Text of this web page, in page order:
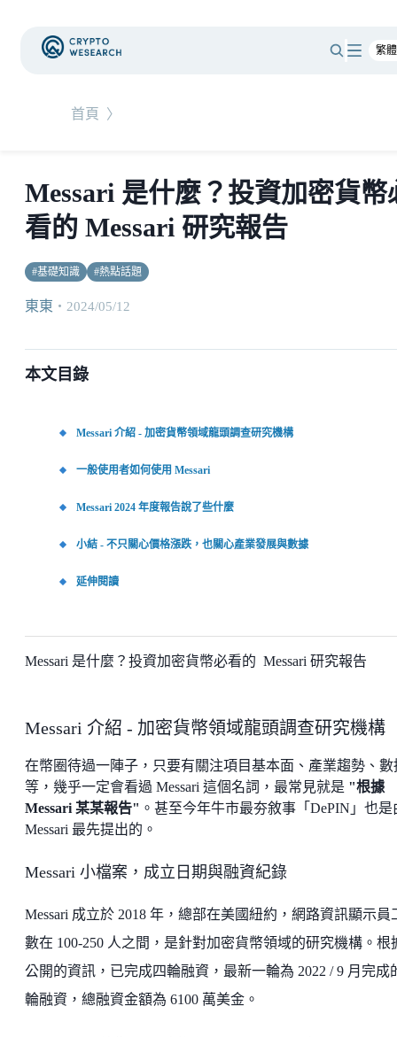
首頁 〉
Messari 是什麼？投資加密貨幣
看的 Messari 研究報告
#基礎知識 #熱點話題
東東 ・ 2024/05/12
本文目錄
Messari 介紹 - 加密貨幣領域龍頭調查研究機構
一般使用者如何使用 Messari
Messari 2024 年度報告說了些什麼
小結 - 不只關心價格漲跌，也關心產業發展與數據
延伸閱讀
Messari 是什麼？投資加密貨幣必看的 Messari 研究報告
Messari 介紹 - 加密貨幣領域龍頭調查研究機構
在幣圈待過一陣子，只要有關注項目基本面、產業趨勢、數
等，幾乎一定會看過 Messari 這個名詞，最常見就是 "根據
Messari 某某報告" 。甚至今年牛市最夯敘事「DePIN」也是
Messari 最先提出的。
Messari 小檔案，成立日期與融資紀錄
Messari 成立於 2018 年，總部在美國紐約，網路資訊顯示員
數在 100-250 人之間，是針對加密貨幣領域的研究機構。根
公開的資訊，已完成四輪融資，最新一輪為 2022 / 9 月完成
輪融資，總融資金額為 6100 萬美金。